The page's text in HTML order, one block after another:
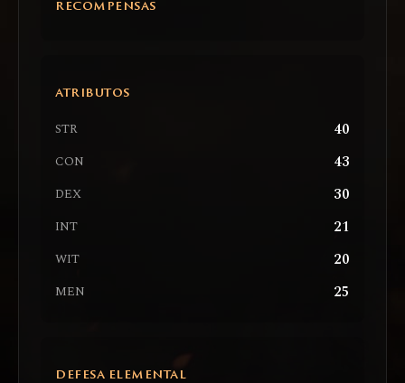
RECOMPENSAS
ATRIBUTOS
STR 40
CON 43
DEX 30
INT 21
WIT 20
MEN 25
DEFESA ELEMENTAL